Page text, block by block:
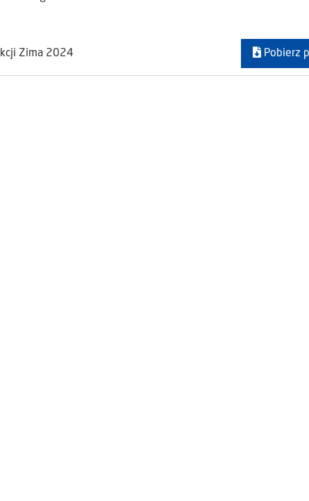
Zima 2024 Pobierz